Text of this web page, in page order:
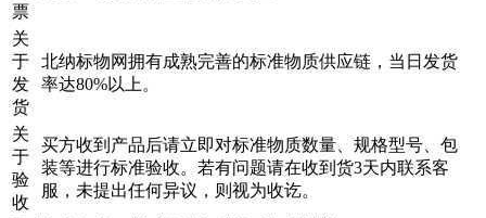
票
关
于
发
货
北纳标物网拥有成熟完善的标准物质供应链，当日发货
率达80%以上。
关
于
验
收
买方收到产品后请立即对标准物质数量、规格型号、包
装等进行标准验收。若有问题请在收到货3天内联系客
服，未提出任何异议，则视为收讫。